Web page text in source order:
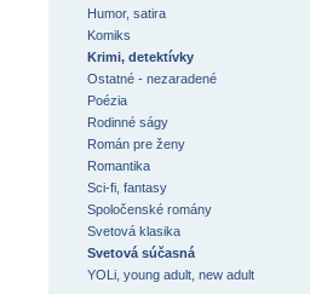
Humor, satira
Komiks
Krimi, detektívky
Ostatné - nezaradené
Poézia
Rodinné ságy
Román pre ženy
Romantika
Sci-fi, fantasy
Spoločenské romány
Svetová klasika
Svetová súčasná
YOLi, young adult, new adult